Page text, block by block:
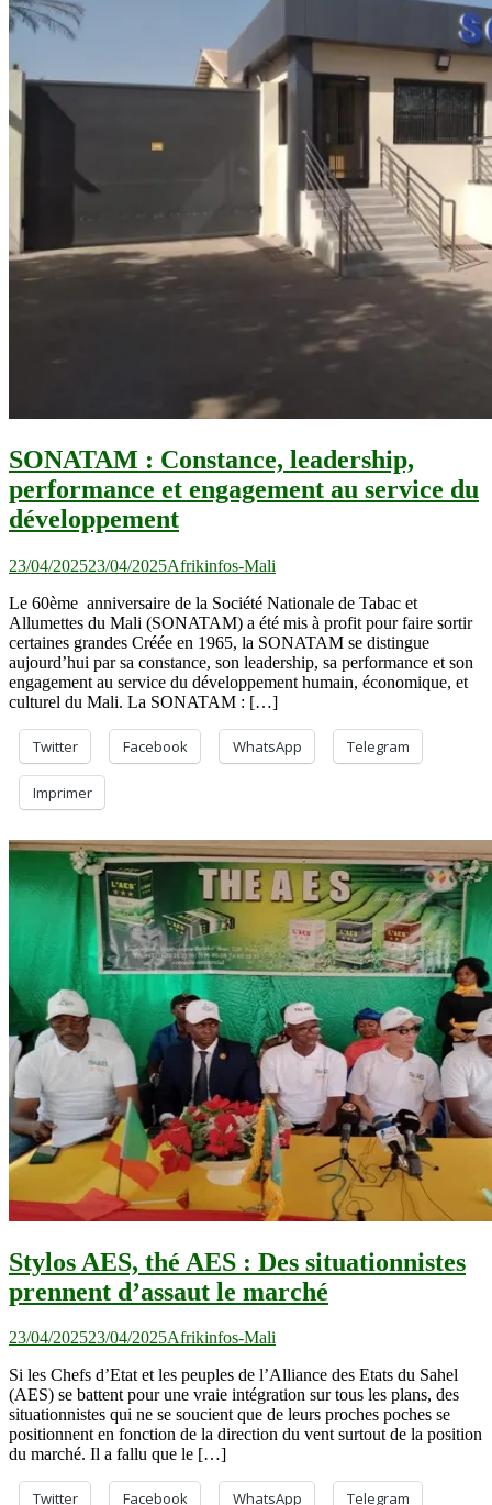
SONATAM : Constance, leadership,
performance et engagement au service du
développement
23/04/202523/04/2025Afrikinfos-Mali
Le 60ème anniversaire de la Société Nationale de Tabac et
Allumettes du Mali (SONATAM) a été mis à profit pour faire sortir
certaines grandes Créée en 1965, la SONATAM se distingue
aujourd’hui par sa constance, son leadership, sa performance et son
engagement au service du développement humain, économique, et
culturel du Mali. La SONATAM : […]
Twitter Facebook WhatsApp Telegram
Imprimer
Stylos AES, thé AES : Des situationnistes
prennent d’assaut le marché
23/04/202523/04/2025Afrikinfos-Mali
Si les Chefs d’Etat et les peuples de l’Alliance des Etats du Sahel
(AES) se battent pour une vraie intégration sur tous les plans, des
situationnistes qui ne se soucient que de leurs proches poches se
positionnent en fonction de la direction du vent surtout de la position
du marché. Il a fallu que le […]
Twitter Facebook WhatsApp Telegram